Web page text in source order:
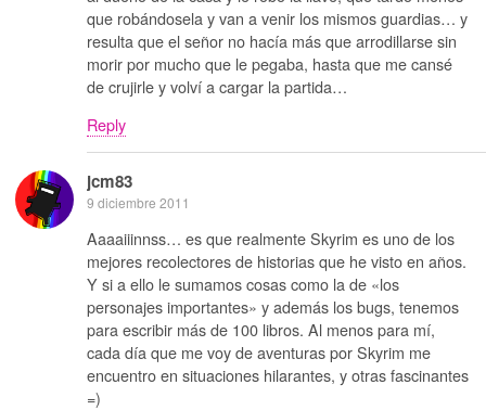
que robándosela y van a venir los mismos guardias… y
resulta que el señor no hacía más que arrodillarse sin
morir por mucho que le pegaba, hasta que me cansé
de crujirle y volví a cargar la partida…
Reply
jcm83
9 diciembre 2011
Aaaaiiinnss… es que realmente Skyrim es uno de los
mejores recolectores de historias que he visto en años.
Y si a ello le sumamos cosas como la de «los
personajes importantes» y además los bugs, tenemos
para escribir más de 100 libros. Al menos para mí,
cada día que me voy de aventuras por Skyrim me
encuentro en situaciones hilarantes, y otras fascinantes
=)